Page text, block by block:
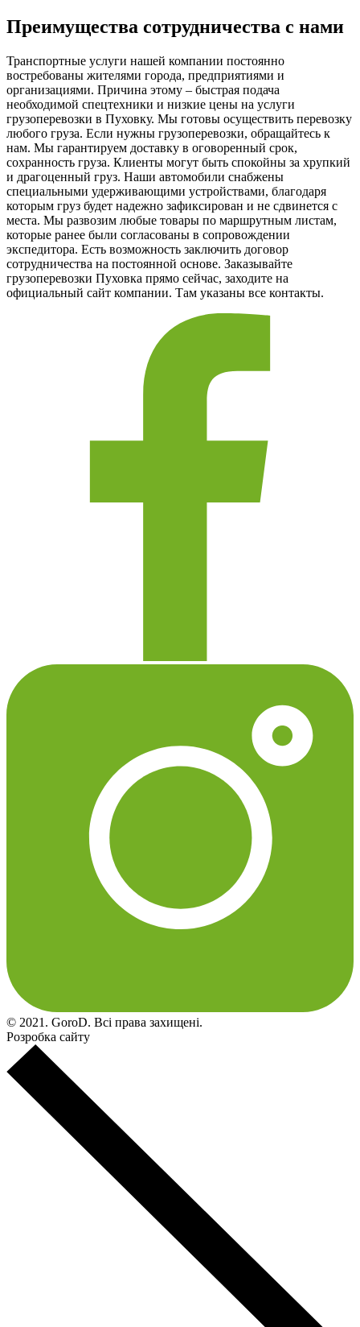
Преимущества сотрудничества с нами
Транспортные услуги нашей компании постоянно
востребованы жителями города, предприятиями и
организациями. Причина этому – быстрая подача
необходимой спецтехники и низкие цены на услуги
грузоперевозки в Пуховку. Мы готовы осуществить перевозку
любого груза. Если нужны грузоперевозки, обращайтесь к
нам. Мы гарантируем доставку в оговоренный срок,
сохранность груза. Клиенты могут быть спокойны за хрупкий
и драгоценный груз. Наши автомобили снабжены
специальными удерживающими устройствами, благодаря
которым груз будет надежно зафиксирован и не сдвинется с
места. Мы развозим любые товары по маршрутным листам,
которые ранее были согласованы в сопровождении
экспедитора. Есть возможность заключить договор
сотрудничества на постоянной основе. Заказывайте
грузоперевозки Пуховка прямо сейчас, заходите на
официальный сайт компании. Там указаны все контакты.
© 2021. GoroD. Всі права захищені.
Розробка сайту